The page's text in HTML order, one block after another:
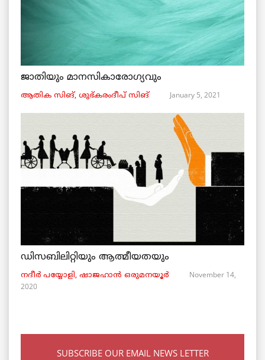
ജാതിയും മാനസികാരോഗ്യവും
ആതിക സിങ്, ശുഭ്കരംദീപ് സിങ് January 5, 2021
ഡിസബിലിറ്റിയും ആത്മീയതയും
നദീർ പയ്യോളി, ഷാജഹാൻ ഒരുമനയൂർ
November 14,
2020
SUBSCRIBE OUR EMAIL NEWS LETTER